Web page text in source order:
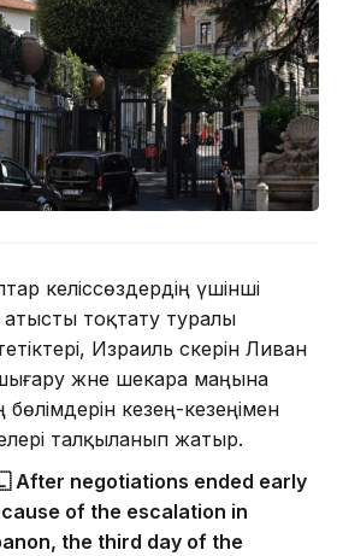
келіссөздердің үшінші
атысты тоқтату туралы
Израиль әскерін Ливан
және шекара маңына
кезең-кезеңімен
талқыланып жатыр.
negotiations ended early
of the escalation in
the third day of the